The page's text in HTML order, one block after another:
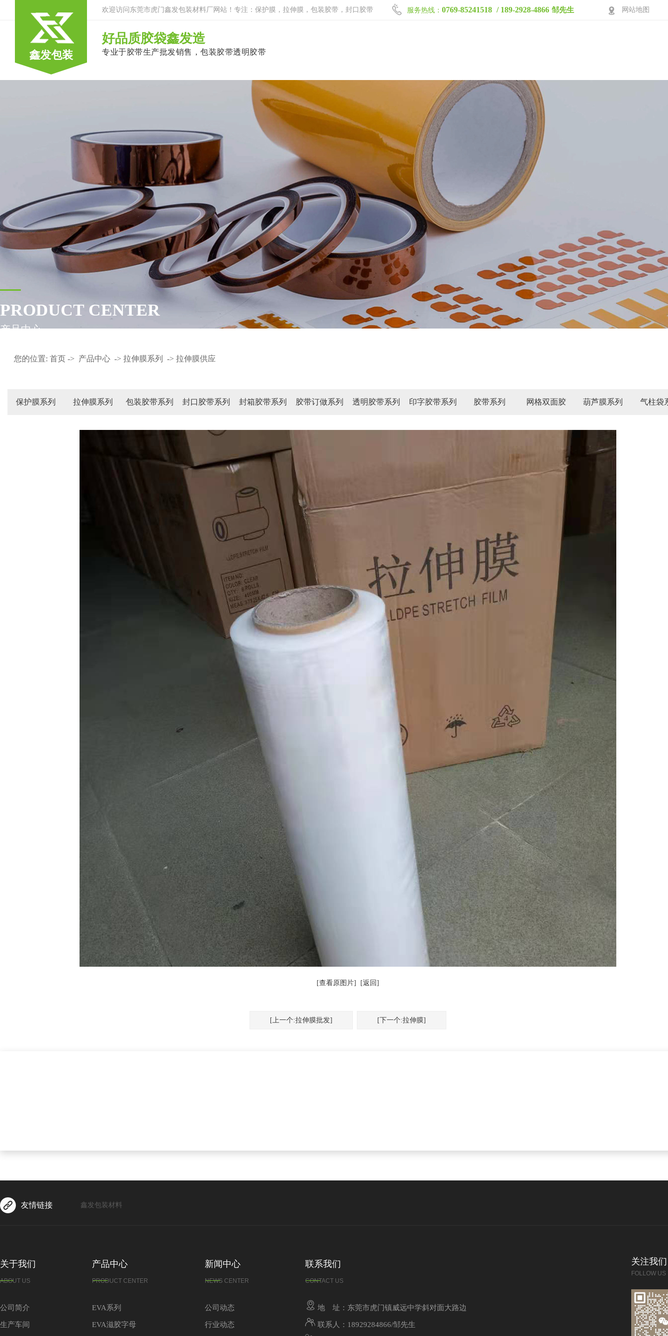
欢迎访问东莞市虎门鑫发包装材料厂网站！专注：保护膜，拉伸膜，包装胶带，封口胶带 网站地图
服务热线： 0769-85241518 / 189-2928-4866 邹先生
鑫发包装
好品质胶袋鑫发造
专业于胶带生产批发销售，包装胶带透明胶带
网站首页 保护膜系列 产品中心 视频展示 生产车间
PRODUCT CENTER
产品中心
您的位置: 首页 -> 产品中心 -> 拉伸膜系列 -> 拉伸膜供应
保护膜系列 拉伸膜系列 包装胶带系列 封口胶带系列 封箱胶带系列 胶带订做系列 透明胶带系列 印字胶带系列 胶带系列 网格双面胶 葫芦膜系列 气柱袋
[查看原图片] [返回]
[上一个:拉伸膜批发] [下一个:拉伸膜]
友情链接 鑫发包装材料
关于我们
ABOUT US
公司简介
生产车间
产品中心
PRODUCT CENTER
EVA系列
EVA滋胶字母
新闻中心
NEWS CENTER
公司动态
行业动态
联系我们
CONTACT US
地 址：东莞市虎门镇威远中学斜对面大路边
联系人：18929284866/邹先生
关注我们
FOLLOW US